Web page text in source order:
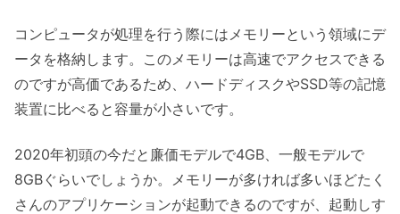
コンピュータが処理を行う際にはメモリーという領域にデ
ータを格納します。このメモリーは高速でアクセスできる
のですが高価であるため、ハードディスクやSSD等の記憶
装置に比べると容量が小さいです。
2020年初頭の今だと廉価モデルで4GB、一般モデルで
8GBぐらいでしょうか。メモリーが多ければ多いほどたく
さんのアプリケーションが起動できるのですが、起動しす